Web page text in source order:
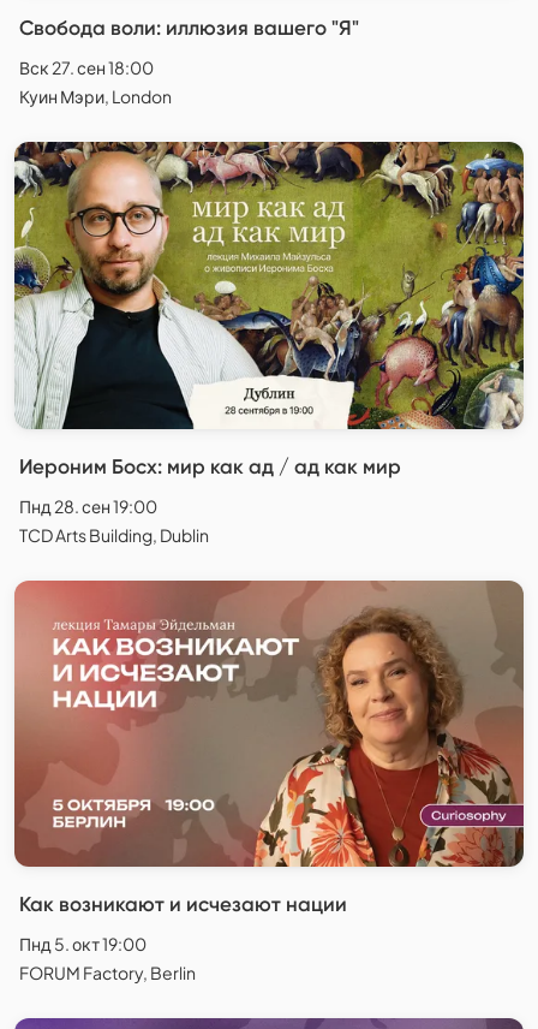
Свобода воли: иллюзия вашего "Я"
Вск 27. сен 18:00
Куин Мэри, London
Иероним Босх: мир как ад / ад как мир
Пнд 28. сен 19:00
TCD Arts Building, Dublin
Как возникают и исчезают нации
Пнд 5. окт 19:00
FORUM Factory, Berlin